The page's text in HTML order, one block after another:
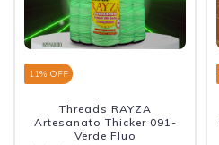
11% OFF
Threads RAYZA
Artesanato Thicker 091-
Verde Fluo